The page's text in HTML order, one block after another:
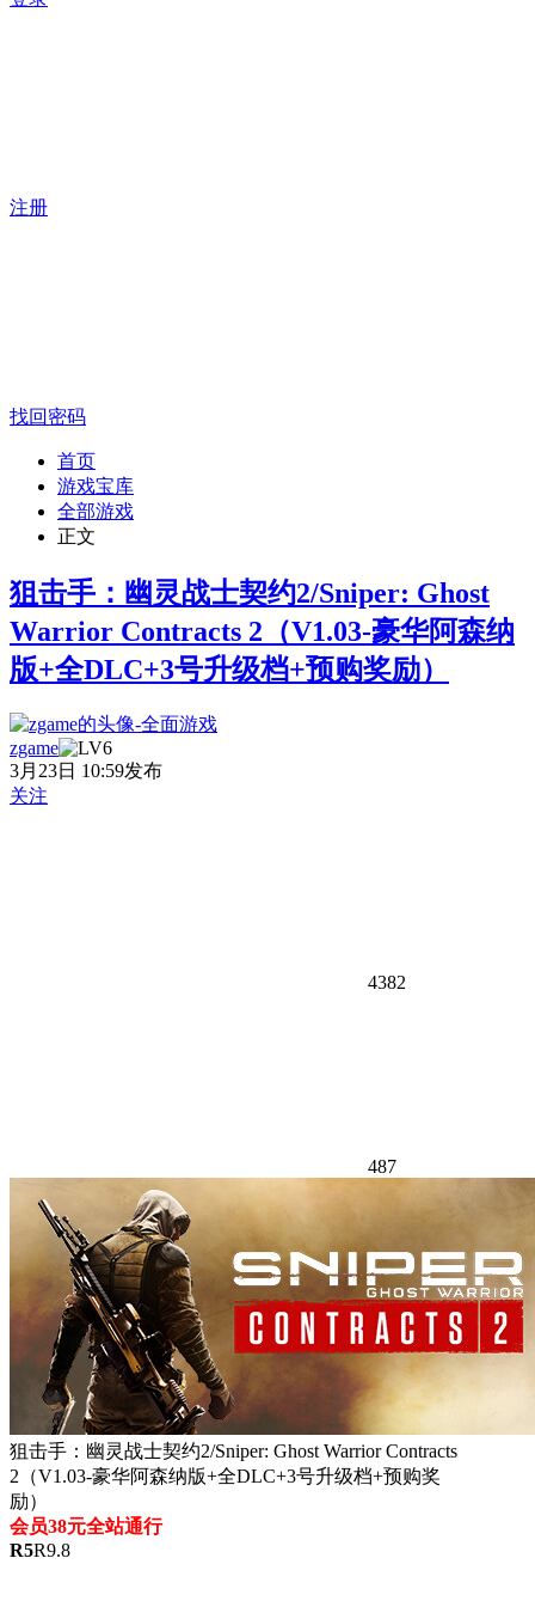
注册
找回密码
首页
游戏宝库
全部游戏
正文
狙击手：幽灵战士契约2/Sniper: Ghost
Warrior Contracts 2（V1.03-豪华阿森纳
版+全DLC+3号升级档+预购奖励）
zgame
3月23日 10:59发布
关注
4382
487
狙击手：幽灵战士契约2/Sniper: Ghost Warrior Contracts
2（V1.03-豪华阿森纳版+全DLC+3号升级档+预购奖
励）
会员38元全站通行
R5R9.8